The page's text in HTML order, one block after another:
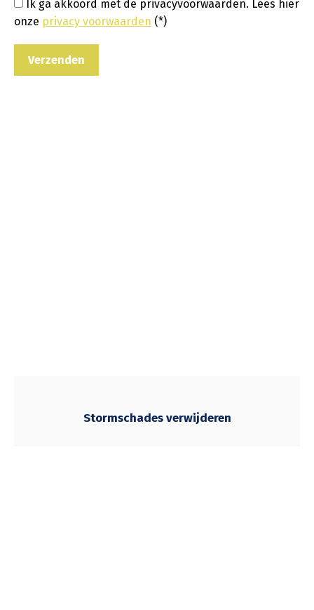
Ik ga akkoord met de privacyvoorwaarden. Lees hier
onze privacy voorwaarden (*)
Stormschades verwijderen